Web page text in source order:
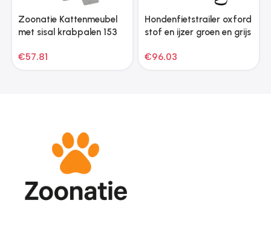
Zoonatie Kattenmeubel
met sisal krabpalen 153
€57.81
Hondenfietstrailer oxford
stof en ijzer groen en grijs
€96.03